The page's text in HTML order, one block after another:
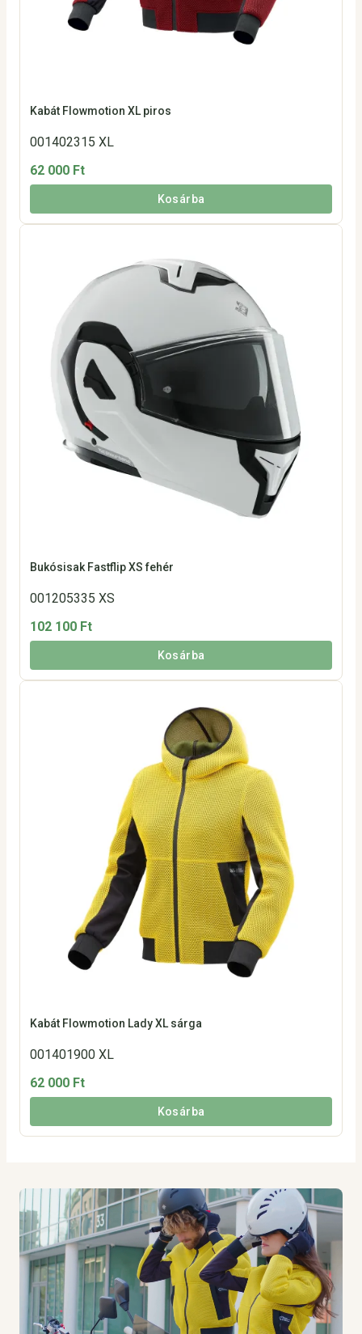
Kabát Flowmotion XL piros
001402315 XL
62 000 Ft
Kosárba
Bukósisak Fastflip XS fehér
001205335 XS
102 100 Ft
Kosárba
Kabát Flowmotion Lady XL sárga
001401900 XL
62 000 Ft
Kosárba